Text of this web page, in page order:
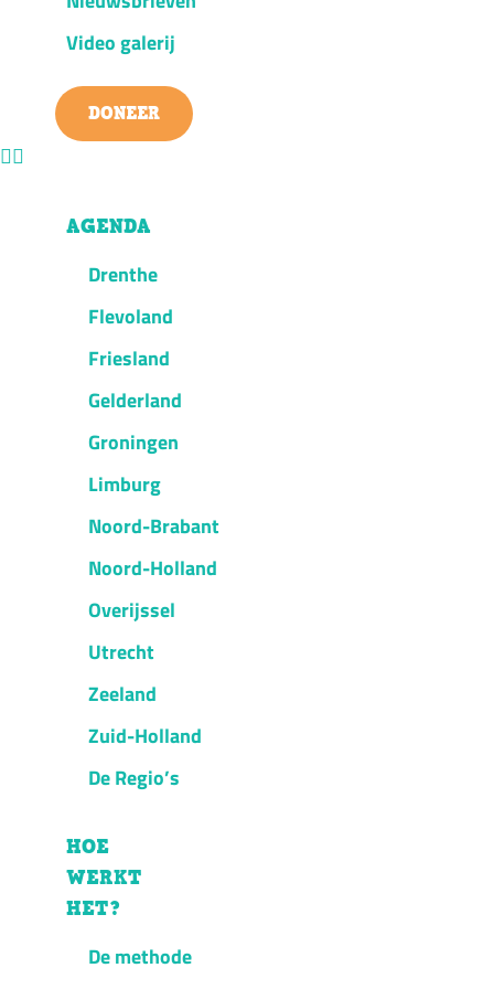
Video galerij
DONEER
AGENDA
Drenthe
Flevoland
Friesland
Gelderland
Groningen
Limburg
Noord-Brabant
Noord-Holland
Overijssel
Utrecht
Zeeland
Zuid-Holland
De Regio’s
HOE
WERKT
HET?
De methode